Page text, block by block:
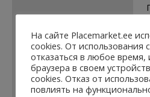
На сайте Placemarket.ee
cookies. От использования
отказаться в любое
браузера в своем
cookies. Отказ от
повлиять на